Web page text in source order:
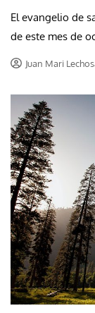
El evangelio de
de este mes de
Juan Mari